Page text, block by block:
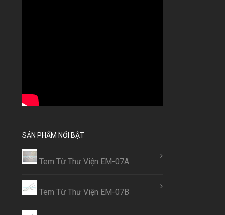
SẢN PHẨM NỔI BẬT
Tem Từ Thư Viện EM-07A
Tem Từ Thư Viện EM-07B